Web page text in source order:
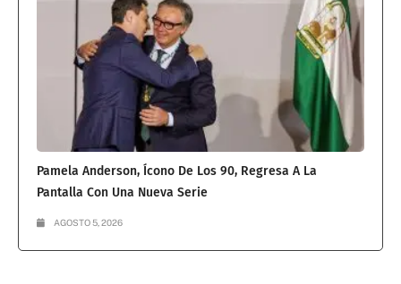
Pamela Anderson, Ícono De Los 90, Regresa A La
Pantalla Con Una Nueva Serie
AGOSTO 5, 2026